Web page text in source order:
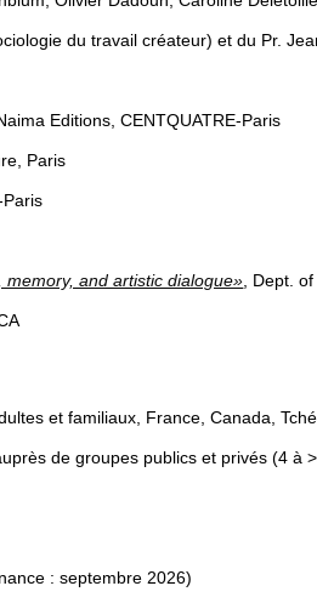
du travail créateur) et du Pr.
Editions, CENTQUATRE-Paris
Paris
Paris
and artistic dialogue» , Dept.
et familiaux, France, Canada,
de groupes publics et privés (4 à
: septembre 2026)